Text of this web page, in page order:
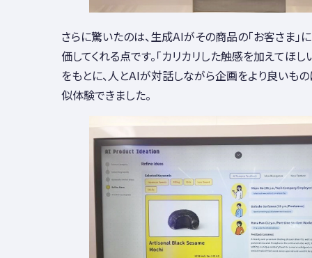
さらに驚いたのは、生成AIがその商品の「お客さま」
価してくれる点です。「カリカリした触感を加えてほし
をもとに、人とAIが対話しながら企画をより良いも
似体験できました。